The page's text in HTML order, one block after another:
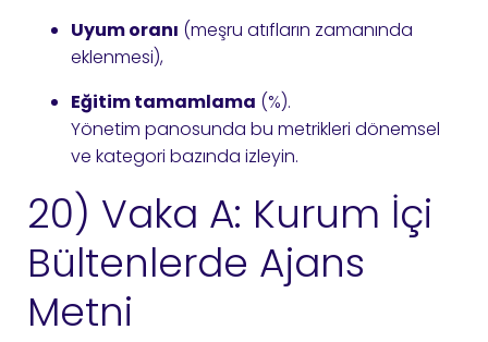
Uyum oranı (meşru atıfların zamanında
eklenmesi),
Eğitim tamamlama (%).
Yönetim panosunda bu metrikleri dönemsel
ve kategori bazında izleyin.
20) Vaka A: Kurum İçi
Bültenlerde Ajans
Metni